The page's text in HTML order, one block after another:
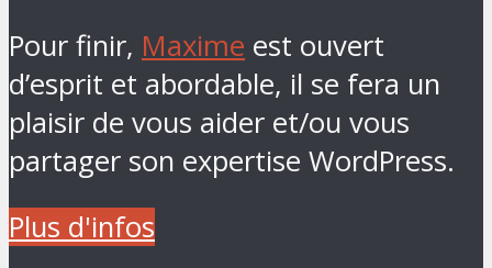
Pour finir, Maxime est ouvert
d’esprit et abordable, il se fera un
plaisir de vous aider et/ou vous
partager son expertise WordPress.
Plus d'infos